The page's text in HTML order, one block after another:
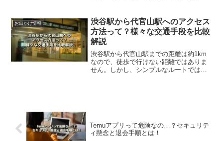
クセス方法を解説しますので、是非参考
にしてください。
お出かけ情報
渋谷駅から代官山駅へのアクセス
方法って？様々な交通手段を比較
解説
渋谷駅から代官山駅までの距離は約1km
なので、徒歩で行けない距離ではありま
せん。しかし、シンプルなルートではな
Temuアプリって危険なの…？セキュリテ
ィ懸念と退会手順とは！